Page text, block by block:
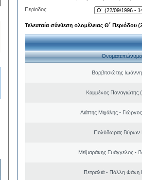
Περίοδος:
Τελευταία σύνθεση ολομέλειας Θ΄ Περιόδου
Ονοματεπώνυμο
Βαρβιτσιώτης
Καμμένος Παναγιώτης
Λιάπης Μιχάλης -
Πολύδωρας Βύρων
Μεϊμαράκης Ευάγγελος -
Πετραλιά - Πάλλη Φάνη